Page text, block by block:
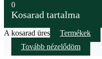
0
Kosarad tartalma
A kosarad üres
Termékek
Tovább nézelődöm